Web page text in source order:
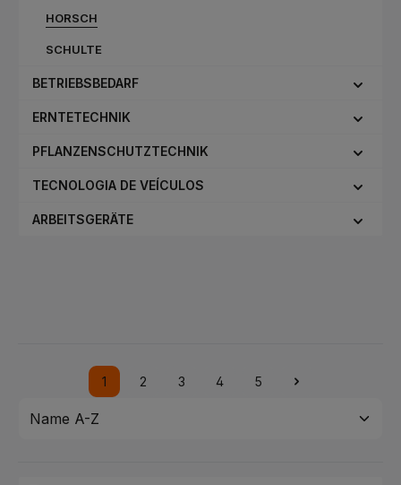
HORSCH
SCHULTE
BETRIEBSBEDARF
ERNTETECHNIK
PFLANZENSCHUTZTECHNIK
TECNOLOGIA DE VEÍCULOS
ARBEITSGERÄTE
Lado
1
Lado
2
Lado
3
Lado
4
Lado
5